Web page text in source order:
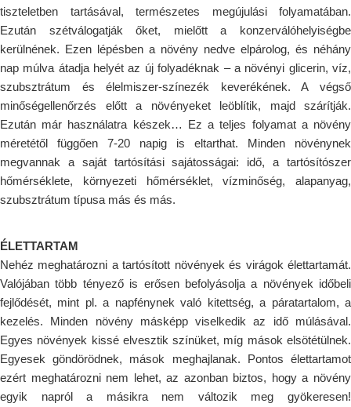
tiszteletben tartásával, természetes megújulási folyamatában.
Ezután szétválogatják őket, mielőtt a konzerválóhelyiségbe
kerülnének. Ezen lépésben a növény nedve elpárolog, és néhány
nap múlva átadja helyét az új folyadéknak – a növényi glicerin, víz,
szubsztrátum és élelmiszer-színezék keverékének. A végső
minőségellenőrzés előtt a növényeket leöblítik, majd szárítják.
Ezután már használatra készek… Ez a teljes folyamat a növény
méretétől függően 7-20 napig is eltarthat. Minden növénynek
megvannak a saját tartósítási sajátosságai: idő, a tartósítószer
hőmérséklete, környezeti hőmérséklet, vízminőség, alapanyag,
szubsztrátum típusa más és más.
ÉLETTARTAM
Nehéz meghatározni a tartósított növények és virágok élettartamát.
Valójában több tényező is erősen befolyásolja a növények időbeli
fejlődését, mint pl. a napfénynek való kitettség, a páratartalom, a
kezelés. Minden növény másképp viselkedik az idő múlásával.
Egyes növények kissé elvesztik színüket, míg mások elsötétülnek.
Egyesek göndörödnek, mások meghajlanak. Pontos élettartamot
ezért meghatározni nem lehet, az azonban biztos, hogy a növény
egyik napról a másikra nem változik meg gyökeresen!